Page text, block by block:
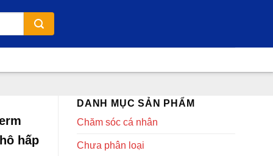
DANH MỤC SẢN PHẨM
Chăm sóc cá nhân
Chưa phân loại
hấp